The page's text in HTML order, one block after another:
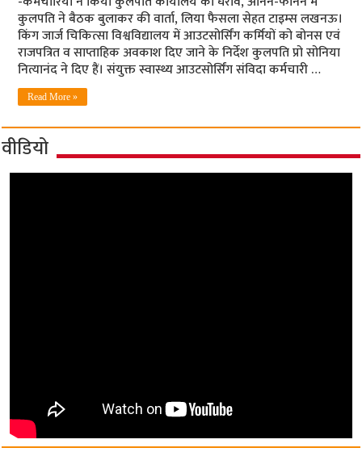
कुलपति ने बैठक बुलाकर की वार्ता, लिया फैसला सेहत टाइम्स लखनऊ।
किंग जार्ज चिकित्सा विश्वविद्यालय में आउटसोर्सिंग कर्मियों को बोनस एवं
राजपत्रित व साप्ताहिक अवकाश दिए जाने के निर्देश कुलपति प्रो सोनिया
नित्यानंद ने दिए हैं। संयुक्त स्वास्थ्य आउटसोर्सिंग संविदा कर्मचारी …
Read More »
वीडियो